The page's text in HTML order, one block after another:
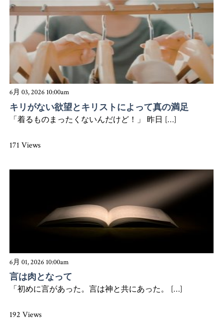
6月 03, 2026 10:00am
キリがない欲望とキリストによって真の満足
「着るものまったくないんだけど！」 昨日 […]
171 Views
6月 01, 2026 10:00am
言は肉となって
「初めに言があった。言は神と共にあった。 […]
192 Views